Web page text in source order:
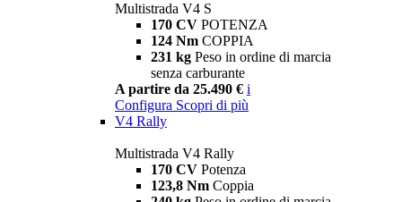
Multistrada V4 S
170 CV POTENZA
124 Nm COPPIA
231 kg Peso in ordine di marcia
senza carburante
A partire da 25.490 € i
Configura Scopri di più
V4 Rally
Multistrada V4 Rally
170 CV Potenza
123,8 Nm Coppia